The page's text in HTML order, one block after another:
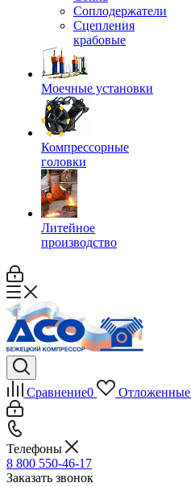
Соплодержатели
Сцепления
крабовые
Моечные установки
Компрессорные
головки
Литейное
производство
Сравнение0 Отложенные
Телефоны
8 800 550-46-17
Заказать звонок